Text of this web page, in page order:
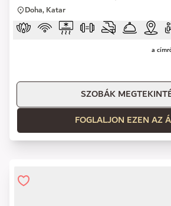
Doha, Katar
a
SZOBÁK
FOGLALJON EZEN AZ